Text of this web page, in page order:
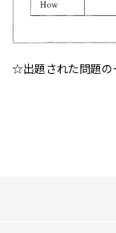
☆出題された問題